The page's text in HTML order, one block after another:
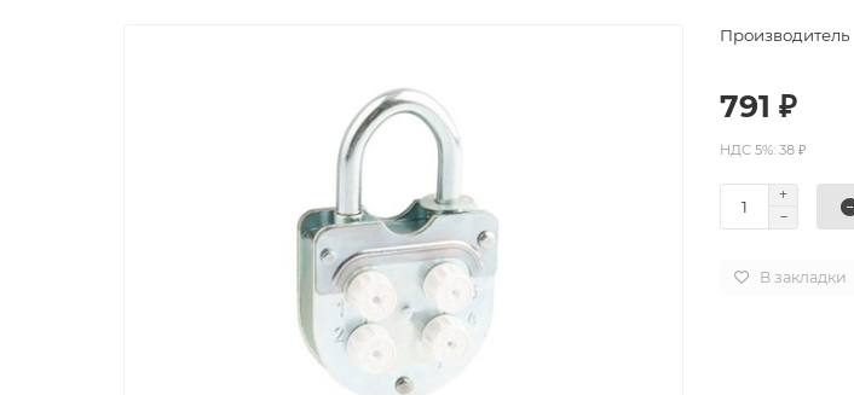
Производитель
791 ₽
НДС 5%: 38 ₽
В закладки